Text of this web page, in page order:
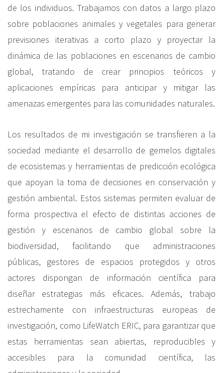
de los individuos. Trabajamos con datos a largo plazo
sobre poblaciones animales y vegetales para generar
previsiones iterativas a corto plazo y proyectar la
dinámica de las poblaciones en escenarios de cambio
global, tratando de crear principios teóricos y
aplicaciones empíricas para anticipar y mitigar las
amenazas emergentes para las comunidades naturales.
Los resultados de mi investigación se transfieren a la
sociedad mediante el desarrollo de gemelos digitales
de ecosistemas y herramientas de predicción ecológica
que apoyan la toma de decisiones en conservación y
gestión ambiental. Estos sistemas permiten evaluar de
forma prospectiva el efecto de distintas acciones de
gestión y escenarios de cambio global sobre la
biodiversidad, facilitando que administraciones
públicas, gestores de espacios protegidos y otros
actores dispongan de información científica para
diseñar estrategias más eficaces. Además, trabajo
estrechamente con infraestructuras europeas de
investigación, como LifeWatch ERIC, para garantizar que
estas herramientas sean abiertas, reproducibles y
accesibles para la comunidad científica, las